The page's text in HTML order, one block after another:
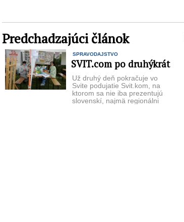
Predchadzajúci článok
SPRAVODAJSTVO
SVIT.com po druhýkrát
Už druhý deň pokračuje vo
Svite podujatie Svit.kom, na
ktorom sa nie iba prezentujú
slovenskí, najmä regionálni